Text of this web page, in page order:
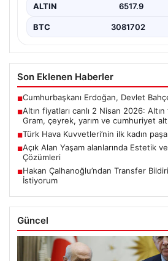
ALTIN 6517.9
BTC 3081702
Son Eklenen Haberler
■Cumhurbaşkanı Erdoğan, Devlet
■Altın fiyatları canlı 2 Nisan 2026:
Gram, çeyrek, yarım ve cumhuriyet
■Türk Hava Kuvvetleri’nin ilk kadın
■Açık Alan Yaşam alanlarında Estetik
Çözümleri
■Hakan Çalhanoğlu’ndan Transfer
İstiyorum
Güncel